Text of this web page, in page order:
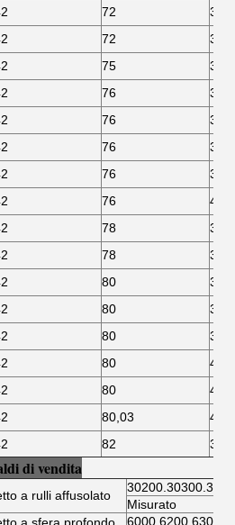
72
38
72
35
75
37
76
33
76
33
76
35
76
39
76
40
78
38
78
38
80
30,2
80
34
80
37
80
42
80
45
80,03
42
82 36
di vendita
a rulli affusolato
Misurato